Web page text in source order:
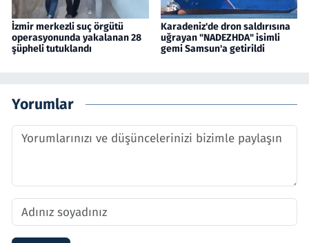
İzmir merkezli suç örgütü
operasyonunda yakalanan 28
şüpheli tutuklandı
Karadeniz'de dron saldırısına
uğrayan "NADEZHDA" isimli
gemi Samsun'a getirildi
Yorumlar